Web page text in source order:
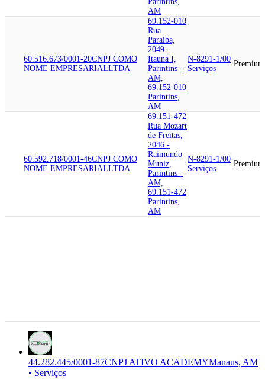
AM
60.516.673/0001-20CNPJ COMO
NOME EMPRESARIALLTDA
69.152-010
Rua
Paraiba,
2049 -
Itauna I,
Parintins -
AM,
69.152-010
Parintins,
AM
N-8291-1/00
Serviços
Premium
60.592.718/0001-46CNPJ COMO
NOME EMPRESARIALLTDA
69.151-472
Rua Mozart
de Freitas,
2046 -
Raimundo
Muniz,
Parintins -
AM,
69.151-472
Parintins,
AM
N-8291-1/00
Serviços
Premium
44.282.445/0001-87CNPJ ATIVO ACADEMYManaus, AM
• Serviços